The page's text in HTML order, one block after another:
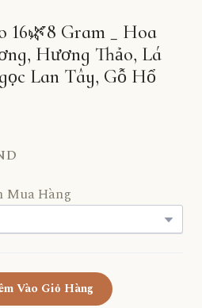
16🌿8 Gram _ Hoa
Hương Thảo, Lá
Lan Tây, Gỗ Hổ
Mua Hàng
Vào Giỏ Hàng